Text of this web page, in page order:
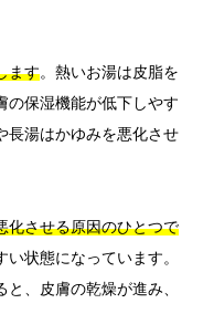
ます。熱いお湯は皮脂を
の保湿機能が低下しやす
長湯はかゆみを悪化させ
化させる原因のひとつで
状態になっています。
、皮膚の乾燥が進み、